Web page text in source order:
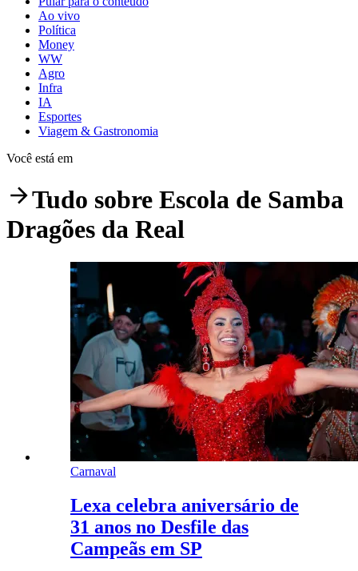
Ao vivo
Política
Money
WW
Agro
Infra
IA
Esportes
Viagem & Gastronomia
Você está em
Tudo sobre Escola de Samba
Dragões da Real
Carnaval
Lexa celebra aniversário de
31 anos no Desfile das
Campeãs em SP